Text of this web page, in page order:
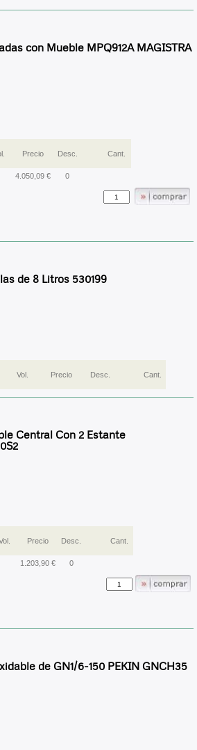
con Mueble MPQ912A MAGISTRA
Precio Desc. Cant.
4.050,09 € 0
de 8 Litros 530199
Vol. Precio Desc. Cant.
Central Con 2 Estante
Precio Desc. Cant.
1.203,90 € 0
de GN1/6-150 PEKIN GNCH35